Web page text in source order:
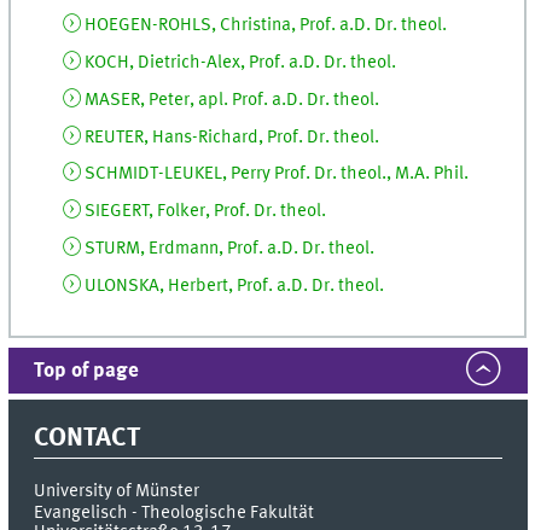
HOEGEN-ROHLS, Christina, Prof. a.D. Dr. theol.
KOCH, Dietrich-Alex, Prof. a.D. Dr. theol.
MASER, Peter, apl. Prof. a.D. Dr. theol.
REUTER, Hans-Richard, Prof. Dr. theol.
SCHMIDT-LEUKEL, Perry Prof. Dr. theol., M.A. Phil.
SIEGERT, Folker, Prof. Dr. theol.
STURM, Erdmann, Prof. a.D. Dr. theol.
ULONSKA, Herbert, Prof. a.D. Dr. theol.
Top of page
CONTACT
University of Münster
Evangelisch - Theologische Fakultät